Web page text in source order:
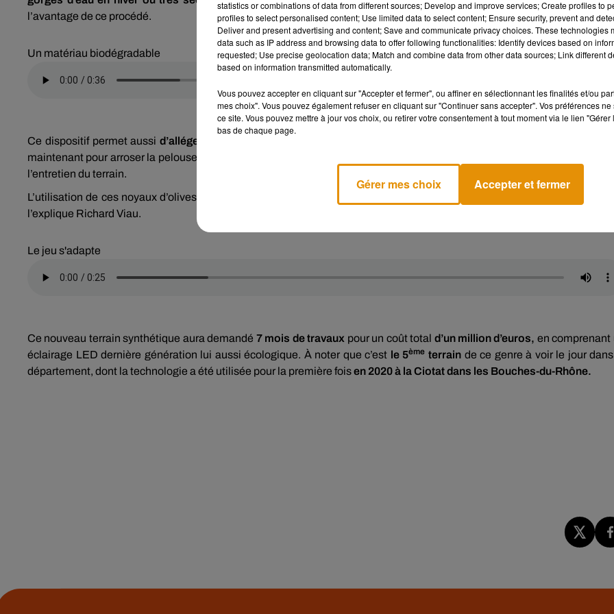
l’avantage de ce procédé.
Un matériau biodégradable
Ce dispositif permet aussid’alléger
maintenant pour arroser la pelouse ou encore effectuer le traçage des lignes. Désormais,
l’entretien du terrain.
L’utilisation de ces noyaux d’olives concassés n’est pas sans changement pour les footballeurs et leur style de jeu
l’explique Richard Viau.
Le jeu s'adapte
Ce nouveau terrain synthétique aura demandé 7 mois de travaux pour un coût total d’un million d’euros, en comprenant
éclairage LED dernière génération lui aussi écologique. À noter que c’est le 5ème terrain de ce genre à voir le jour
département, dont la technologie a été utilisée pour la première foisen 2020 à la Ciotat dans les Bouches-du-Rhône.
statistics or combinations of data from different sources; Develop and improve services; Create profiles to
profiles to select personalised content; Use limited data to select content; Ensure security, prevent and
Deliver and present advertising and content; Save and communicate privacy choices. These technologies
data such as IP address and browsing data to offer following functionalities: Identify devices based on
requested; Use precise geolocation data; Match and combine data from other data sources; Link different
based on information transmitted automatically.
Vous pouvez accepter en cliquant sur "Accepter et fermer", ou affiner en sélectionnant les finalités et/ou
mes choix". Vous pouvez également refuser en cliquant sur "Continuer sans accepter". Vos préférences
ce site. Vous pouvez mettre à jour vos choix, ou retirer votre consentement à tout moment via le lien
bas de chaque page.
Gérer mes choix Accepter et fermer